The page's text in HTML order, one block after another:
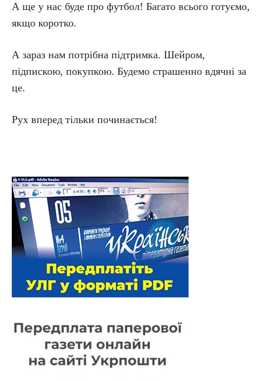
А ще у нас буде про футбол! Багато всього готуємо,
якщо коротко.
А зараз нам потрібна підтримка. Шейром,
підпискою, покупкою. Будемо страшенно вдячні за
це.
Рух вперед тільки починається!